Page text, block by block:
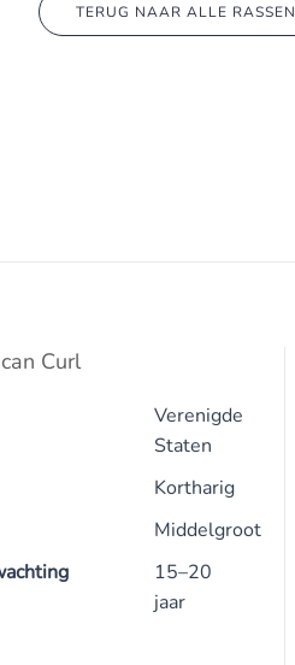
TERUG NAAR ALLE RASSEN
Curl
Verenigde
Staten
Kortharig
Middelgroot
15–20
jaar